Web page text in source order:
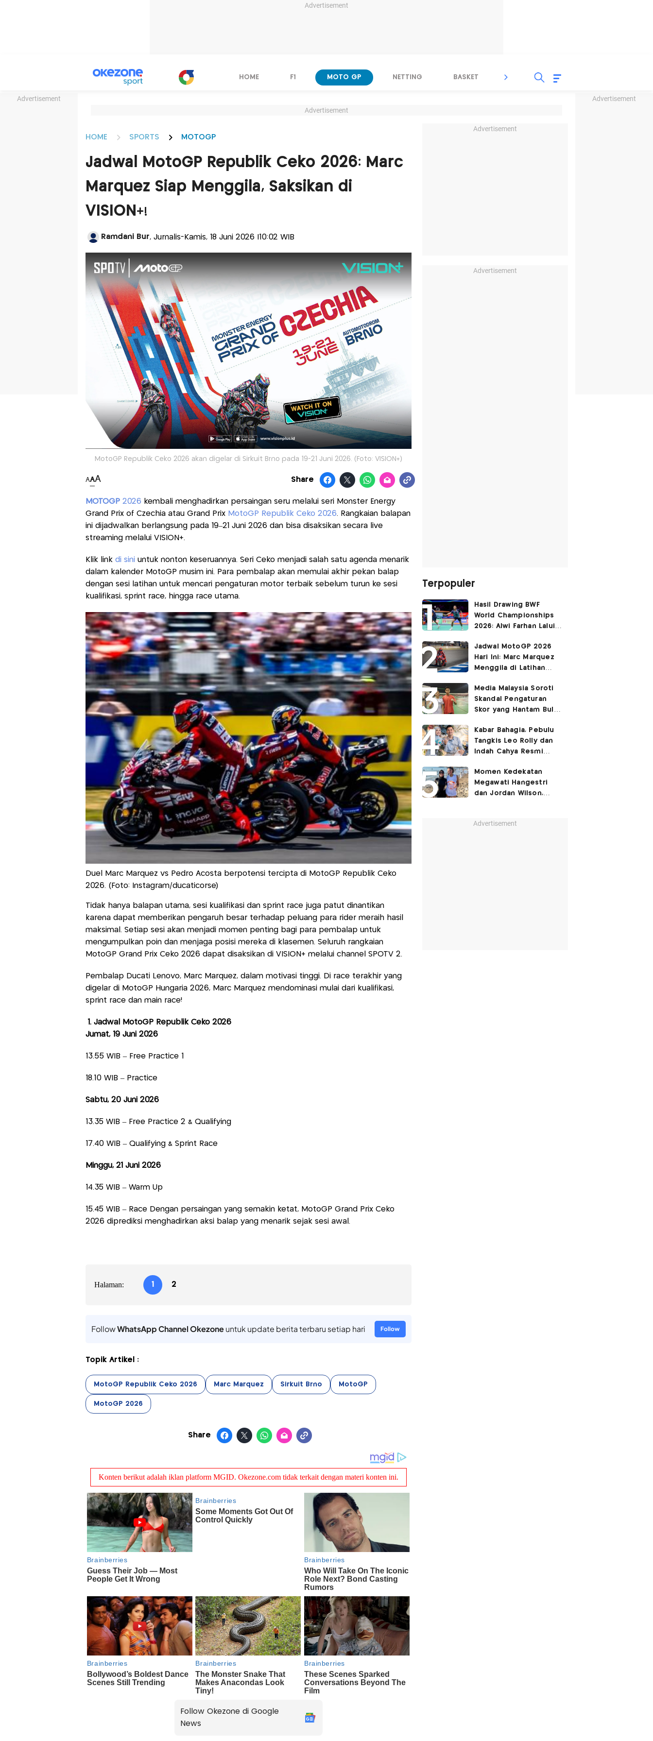
Advertisement
Advertisement Advertisement
HOME F1 MOTO GP NETTING BASKET SPORT LAIN
Advertisement
HOME SPORTS MOTOGP
Jadwal MotoGP Republik Ceko 2026: Marc
Marquez Siap Menggila, Saksikan di
VISION+!
Ramdani Bur, Jurnalis-Kamis, 18 Juni 2026 |10:02 WIB
MotoGP Republik Ceko 2026 akan digelar di Sirkuit Brno pada 19-21 Juni 2026. (Foto: VISION+)
AAA Share
MOTOGP2026 kembali menghadirkan persaingan seru melalui seri Monster Energy
Grand Prix of Czechia atau Grand PrixMotoGP Republik Ceko 2026. Rangkaian balapan
ini dijadwalkan berlangsung pada 19–21 Juni 2026 dan bisa disaksikan secara live
streaming melalui VISION+.
Klik link di siniuntuk nonton keseruannya. Seri Ceko menjadi salah satu agenda menarik
dalam kalender MotoGP musim ini. Para pembalap akan memulai akhir pekan balap
dengan sesi latihan untuk mencari pengaturan motor terbaik sebelum turun ke sesi
kualifikasi, sprint race, hingga race utama.
Duel Marc Marquez vs Pedro Acosta berpotensi tercipta di MotoGP Republik Ceko
2026. (Foto: Instagram/ducaticorse)
Tidak hanya balapan utama, sesi kualifikasi dan sprint race juga patut dinantikan
karena dapat memberikan pengaruh besar terhadap peluang para rider meraih hasil
maksimal. Setiap sesi akan menjadi momen penting bagi para pembalap untuk
mengumpulkan poin dan menjaga posisi mereka di klasemen. Seluruh rangkaian
MotoGP Grand Prix Ceko 2026 dapat disaksikan di VISION+ melalui channel SPOTV 2.
Pembalap Ducati Lenovo, Marc Marquez, dalam motivasi tinggi. Di race terakhir yang
digelar di MotoGP Hungaria 2026, Marc Marquez mendominasi mulai dari kualifikasi,
sprint race dan main race!
1. Jadwal MotoGP Republik Ceko 2026
Jumat, 19 Juni 2026
13.55 WIB – Free Practice 1
18.10 WIB – Practice
Sabtu, 20 Juni 2026
13.35 WIB – Free Practice 2 & Qualifying
17.40 WIB – Qualifying & Sprint Race
Minggu, 21 Juni 2026
14.35 WIB – Warm Up
15.45 WIB – Race Dengan persaingan yang semakin ketat, MotoGP Grand Prix Ceko
2026 diprediksi menghadirkan aksi balap yang menarik sejak sesi awal.
Halaman: 1 2
FollowWhatsApp Channel Okezoneuntuk update berita terbaru setiap hari Follow
Topik Artikel :
MotoGP Republik Ceko 2026 Marc Marquez Sirkuit Brno MotoGP
MotoGP 2026
Share
Follow Okezone di Google
News
Advertisement
Advertisement
Terpopuler
Hasil Drawing BWF
World Championships
2026: Alwi Farhan Lalui
DapatBye
Jadwal MotoGP 2026
Hari Ini: Marc Marquez
Menggila di Latihan
Media Malaysia Soroti
Skandal Pengaturan
Skor yang Hantam Bulu
Libatkan Jafar/Felisha!
Kabar Bahagia, Pebulu
Tangkis Leo Rolly dan
Indah Cahya Resmi
Momen Kedekatan
Megawati Hangestri
dan Jordan Wilson,
Advertisement